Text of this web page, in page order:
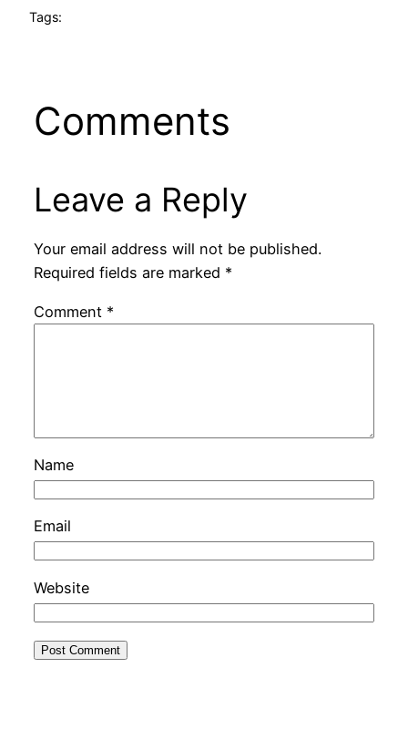
Tags:
Comments
Leave a Reply
Your email address will not be published.
Required fields are marked *
Comment *
Name
Email
Website